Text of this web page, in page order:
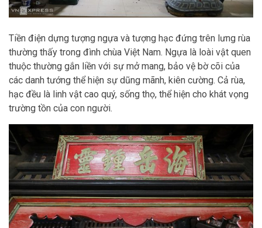
Tiền điện dựng tượng ngựa và tượng hạc đứng trên lưng rùa
thường thấy trong đình chùa Việt Nam. Ngựa là loài vật quen
thuộc thường gắn liền với sự mở mang, bảo vệ bờ cõi của
các danh tướng thể hiện sự dũng mãnh, kiên cường. Cả rùa,
hạc đều là linh vật cao quý, sống thọ, thể hiện cho khát vọng
trường tồn của con người.